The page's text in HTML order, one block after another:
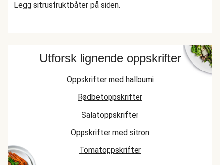
Legg sitrusfruktbåter på siden.
Utforsk lignende oppskrifter
Oppskrifter med halloumi
Rødbetoppskrifter
Salatoppskrifter
Oppskrifter med sitron
Tomatoppskrifter